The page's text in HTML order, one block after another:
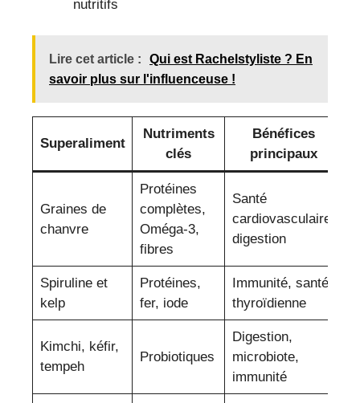
nutritifs
Lire cet article :
Qui est Rachelstyliste ? En
savoir plus sur l'influenceuse !
Superaliment
Nutriments
clés
Bénéfices
principaux
Graines de
chanvre
Protéines
complètes,
Oméga-3,
fibres
Santé
cardiovasculaire,
digestion
Spiruline et
kelp
Protéines,
fer, iode
Immunité, santé
thyroïdienne
Kimchi, kéfir,
tempeh
Probiotiques
Digestion,
microbiote,
immunité